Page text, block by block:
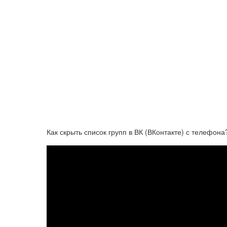
Как скрыть список групп в ВК (ВКонтакте) с